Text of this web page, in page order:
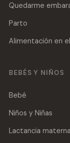
Quedarme
Parto
Alimentación en
BEBÉS Y NIÑOS
Bebé
Niños y Niñas
Lactancia materna